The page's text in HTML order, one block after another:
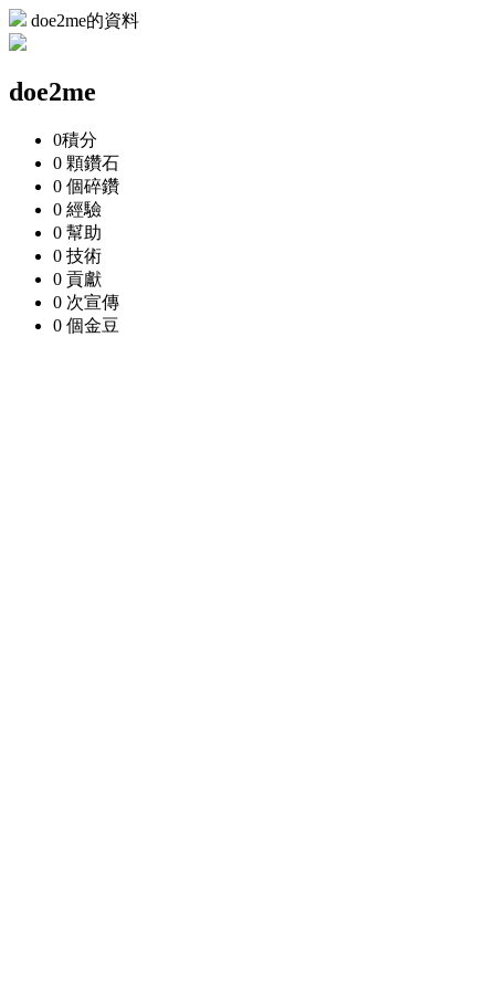
doe2me的資料
doe2me
0積分
0 顆鑽石
0 個碎鑽
0 經驗
0 幫助
0 技術
0 貢獻
0 次宣傳
0 個金豆